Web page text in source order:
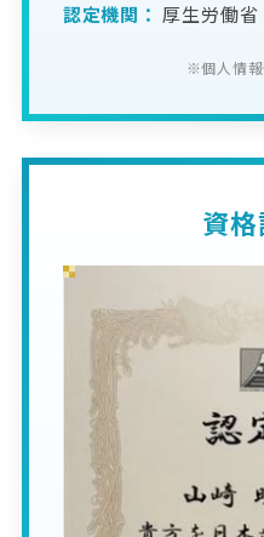
認定機関： 厚生労働省
※個人情報
資